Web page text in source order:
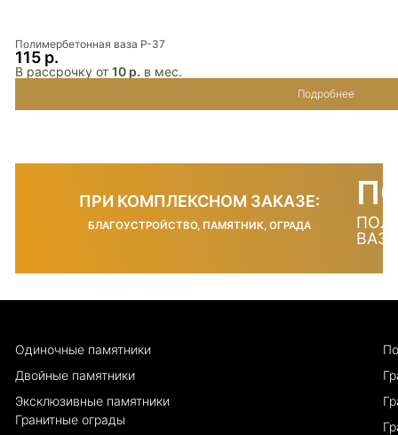
Полимербетонная ваза P-37
115 р.
В рассрочку от 10 р. в мес.
Подробнее
ПРИ КОМПЛЕКСНОМ ЗАКАЗЕ:
БЛАГОУСТРОЙСТВО, ПАМЯТНИК, ОГРАДА
ВАЗА
Одиночные памятники
Двойные памятники
Эксклюзивные памятники
Гранитные ограды